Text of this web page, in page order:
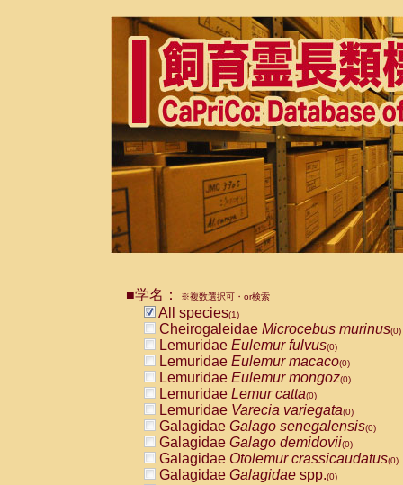
■学名： ※複数選択可・or検索
All species(1)
Cheirogaleidae Microcebus murinus(0)
Lemuridae Eulemur fulvus(0)
Lemuridae Eulemur macaco(0)
Lemuridae Eulemur mongoz(0)
Lemuridae Lemur catta(0)
Lemuridae Varecia variegata(0)
Galagidae Galago senegalensis(0)
Galagidae Galago demidovii(0)
Galagidae Otolemur crassicaudatus(0)
Galagidae Galagidae spp.(0)